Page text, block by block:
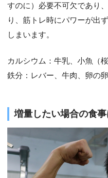
すのに）必要不可欠であり
り、筋トレ時にパワーが出
しまいます。
カルシウム：牛乳、小魚（
鉄分：レバー、牛肉、卵の
増量したい場合の食事